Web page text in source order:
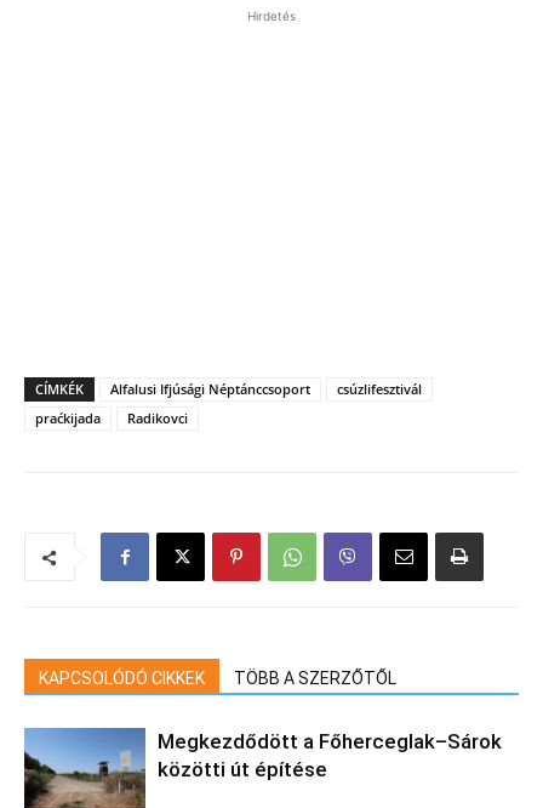
Hirdetés
CÍMKÉK Alfalusi Ifjúsági Néptánccsoport
csúzlifesztivál
praćkijada
Radikovci
KAPCSOLÓDÓ CIKKEK TÖBB A SZERZŐTŐL
Megkezdődött a Főherceglak–Sárok
közötti út építése